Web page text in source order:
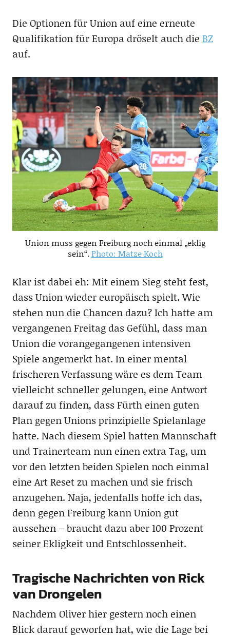
Die Optionen für Union auf eine erneute
Qualifikation für Europa dröselt auch die BZ
auf.
Union muss gegen Freiburg noch einmal „eklig
sein“.Photo: Matze Koch
Klar ist dabei eh: Mit einem Sieg steht fest,
dass Union wieder europäisch spielt. Wie
stehen nun die Chancen dazu? Ich hatte am
vergangenen Freitag das Gefühl, dass man
Union die vorangegangenen intensiven
Spiele angemerkt hat. In einer mental
frischeren Verfassung wäre es dem Team
vielleicht schneller gelungen, eine Antwort
darauf zu finden, dass Fürth einen guten
Plan gegen Unions prinzipielle Spielanlage
hatte. Nach diesem Spiel hatten Mannschaft
und Trainerteam nun einen extra Tag, um
vor den letzten beiden Spielen noch einmal
eine Art Reset zu machen und sie frisch
anzugehen. Naja, jedenfalls hoffe ich das,
denn gegen Freiburg kann Union gut
aussehen – braucht dazu aber 100 Prozent
seiner Ekligkeit und Entschlossenheit.
Tragische Nachrichten von Rick
van Drongelen
Nachdem Oliver hier gestern noch einen
Blick darauf geworfen hat, wie die Lage bei